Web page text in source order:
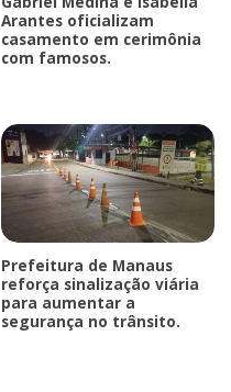
Arantes oficializam
casamento em cerimônia
com famosos.
Prefeitura de Manaus
reforça sinalização viária
para aumentar a
segurança no trânsito.